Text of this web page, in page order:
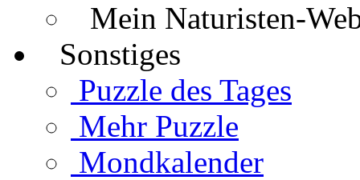
Mein Naturisten-
Sonstiges
Puzzle des Tages
Mehr Puzzle
Mondkalender